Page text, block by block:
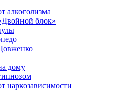
алкоголизма
блок»
дому
наркозависимости